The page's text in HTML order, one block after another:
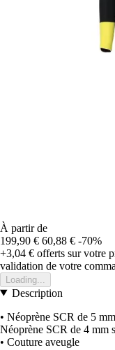
À partir de
199,90 € 60,88 € -70%
+3,04 € offerts sur votre
validation de votre
Loading...
Description
• Néoprène SCR de 5
Néoprène SCR de 4 mm
• Couture aveugle